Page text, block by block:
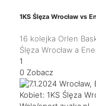
1KS Ślęza Wrocław vs
16 kolejka Orlen
Ślęza Wrocław a
1
0 Zobacz